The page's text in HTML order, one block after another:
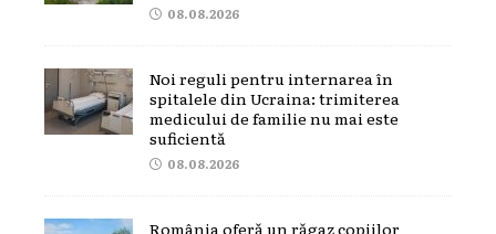
08.08.2026
Noi reguli pentru internarea în
spitalele din Ucraina: trimiterea
medicului de familie nu mai este
suficientă
08.08.2026
România oferă un răgaz copiilor